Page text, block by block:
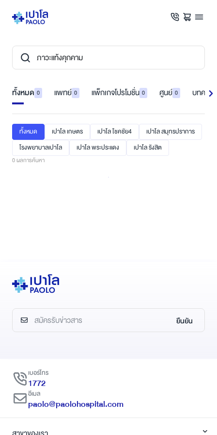
ทั้งหมด 0 แพทย์ 0 แพ็กเกจโปรโมชั่น 0 ศูนย์ 0 บทควา
ทั้งหมด เปาโล เกษตร เปาโล โชคชัย4
เปาโล สมุทรปราการ
โรงพยาบาลเปาโล
เปาโล พระประแดง เปาโล รังสิต
0ผลการค้นหา
ยืนยัน
เบอร์โทร
1772
อีเมล
paolo@paolohospital.com